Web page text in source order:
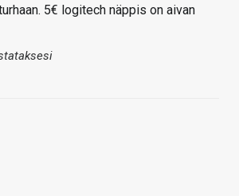
5€ logitech näppis on aivan